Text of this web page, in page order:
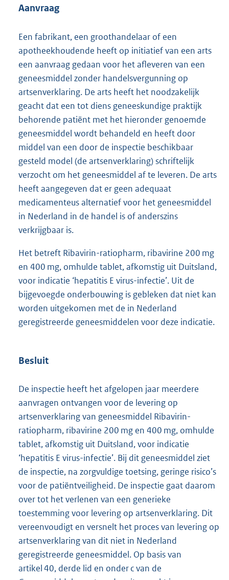
Aanvraag
Een fabrikant, een groothandelaar of een
apotheekhoudende heeft op initiatief van een arts
een aanvraag gedaan voor het afleveren van een
geneesmiddel zonder handelsvergunning op
artsenverklaring. De arts heeft het noodzakelijk
geacht dat een tot diens geneeskundige praktijk
behorende patiënt met het hieronder genoemde
geneesmiddel wordt behandeld en heeft door
middel van een door de inspectie beschikbaar
gesteld model (de artsenverklaring) schriftelijk
verzocht om het geneesmiddel af te leveren. De arts
heeft aangegeven dat er geen adequaat
medicamenteus alternatief voor het geneesmiddel
in Nederland in de handel is of anderszins
verkrijgbaar is.
Het betreft Ribavirin-ratiopharm, ribavirine 200 mg
en 400 mg, omhulde tablet, afkomstig uit Duitsland,
voor indicatie ‘hepatitis E virus-infectie’. Uit de
bijgevoegde onderbouwing is gebleken dat niet kan
worden uitgekomen met de in Nederland
geregistreerde geneesmiddelen voor deze indicatie.
Besluit
De inspectie heeft het afgelopen jaar meerdere
aanvragen ontvangen voor de levering op
artsenverklaring van geneesmiddel Ribavirin-
ratiopharm, ribavirine 200 mg en 400 mg, omhulde
tablet, afkomstig uit Duitsland, voor indicatie
‘hepatitis E virus-infectie’. Bij dit geneesmiddel ziet
de inspectie, na zorgvuldige toetsing, geringe risico’s
voor de patiëntveiligheid. De inspectie gaat daarom
over tot het verlenen van een generieke
toestemming voor levering op artsenverklaring. Dit
vereenvoudigt en versnelt het proces van levering op
artsenverklaring van dit niet in Nederland
geregistreerde geneesmiddel. Op basis van
artikel 40, derde lid en onder c van de